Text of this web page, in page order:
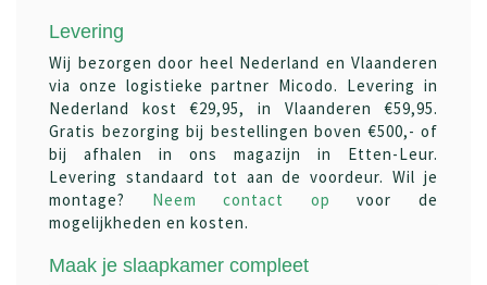
Levering
Wij bezorgen door heel Nederland en Vlaanderen
via onze logistieke partner Micodo. Levering in
Nederland kost €29,95, in Vlaanderen €59,95.
Gratis bezorging bij bestellingen boven €500,- of
bij afhalen in ons magazijn in Etten-Leur.
Levering standaard tot aan de voordeur. Wil je
montage? Neem contact op voor de
mogelijkheden en kosten.
Maak je slaapkamer compleet